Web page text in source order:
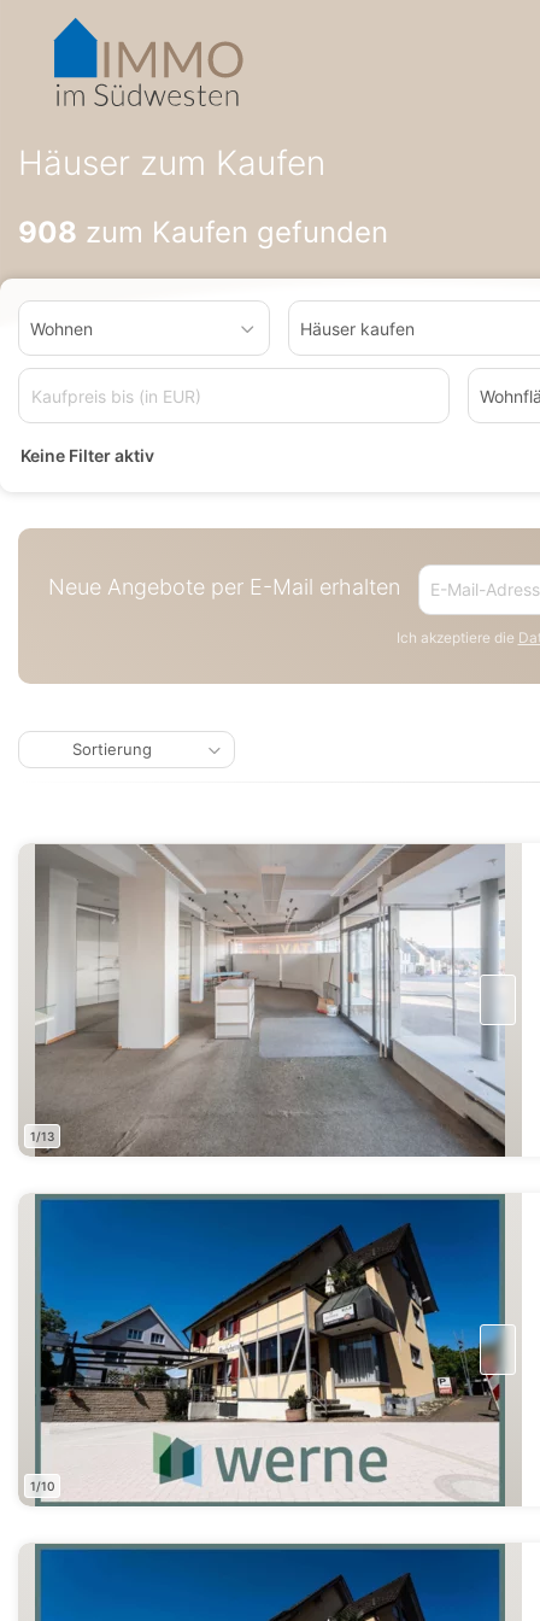
Accessibility-
Modus
zum
Inhalt
Häuser zum Kaufen
908 zum Kaufen gefunden
Wohnen Häuser kaufen
Keine Filter aktiv
Neue Angebote per E-Mail erhalten
Ich akzeptiere die
Sortierung
1/13
1/10